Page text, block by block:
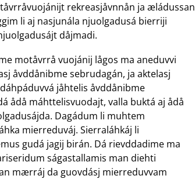
rekreasjåvnnån ja æládussan
li aj nasjunála njuolgadusá bierriji
dåjmadi.
motåvrrå vuojánij lågos ma aneduvvi
åvddånibme sebrudagán, ja aktelasj
jåhtelis åvddånibme
ådå máhttelisvuodajt, valla buktá aj ådå
Dagádum li muhtem
mierreduváj. Sierraláhkáj li
gudá jagij birán. Dá rievddadime ma
ságastallamis man diehti
mærráj da guovdásj mierreduvvam